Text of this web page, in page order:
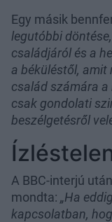
Egy másik
legutóbbi
családjáról és a
a béküléstől, amit
család számára
csak gondolati
beszélgetésről
A BBC-interjú
mondta: „Ha
kapcsolatban,